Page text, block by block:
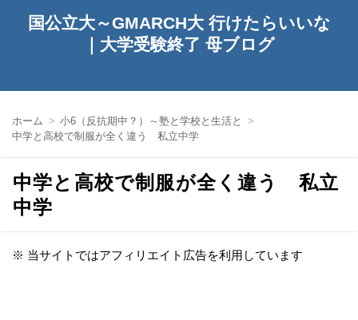
国公立大～GMARCH大 行けたらいいな
｜大学受験終了 母ブログ
ホーム
小6（反抗期中？）～塾と学校と生活と
中学と高校で制服が全く違う 私立中学
中学と高校で制服が全く違う 私立
中学
※ 当サイトではアフィリエイト広告を利用しています